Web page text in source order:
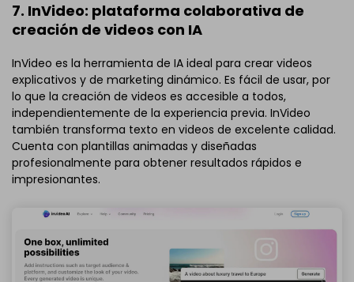
7. InVideo: plataforma colaborativa de
creación de videos con IA
InVideo es la herramienta de IA ideal para crear videos
explicativos y de marketing dinámico. Es fácil de usar, por
lo que la creación de videos es accesible a todos,
independientemente de la experiencia previa. InVideo
también transforma texto en videos de excelente calidad.
Cuenta con plantillas animadas y diseñadas
profesionalmente para obtener resultados rápidos e
impresionantes.